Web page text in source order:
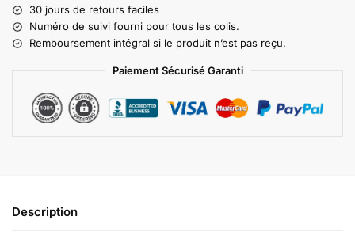
30 jours de retours faciles
Numéro de suivi fourni pour tous les colis.
Remboursement intégral si le produit n’est pas reçu.
Paiement Sécurisé Garanti
Description